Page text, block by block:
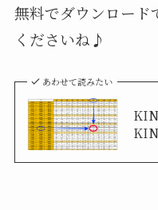
無料でダウンロード
くださいね♪
あわせて読みたい